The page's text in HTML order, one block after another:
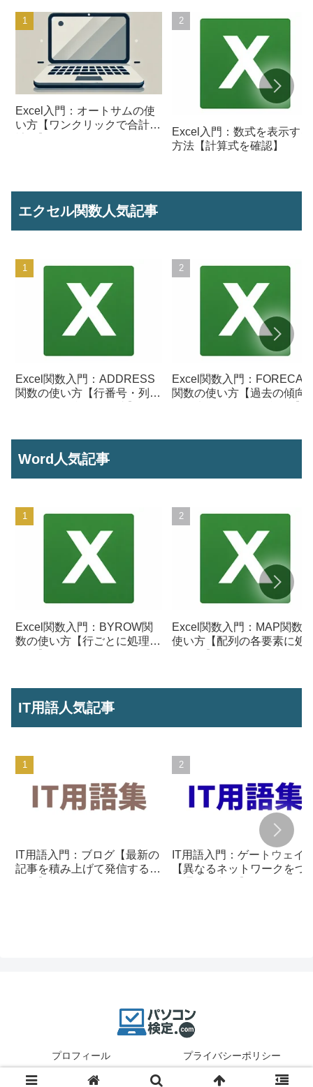
Excel入門：オートサムの使
い方【ワンクリックで合計を
Excel入門：数式を表示する
方法【計算式を確認】
エクセル関数人気記事
Excel関数入門：ADDRESS
関数の使い方【行番号・列番
Excel関数入門：
関数の使い方【過去の傾向
Word人気記事
Excel関数入門：BYROW関
数の使い方【行ごとに処理を
Excel関数入門：MAP関数の
使い方【配列の各要素に処
IT用語人気記事
IT用語入門：ブログ【最新の
記事を積み上げて発信する仕
IT用語入門：ゲートウェイ
【異なるネットワークをつ
プロフィール プライバシーポリシー
© 2025 パソコン検定.